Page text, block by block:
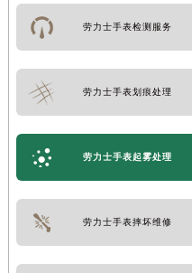
劳力士手表检测服务
劳力士手表划痕处理
劳力士手表起雾处理
劳力士手表摔坏维修